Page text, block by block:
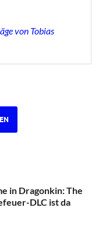
von Tobias
in Dragonkin: The
DLC ist da